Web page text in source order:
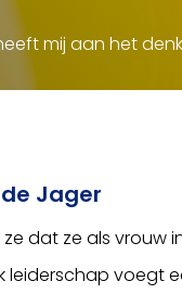
mij aan het
Jager
dat ze als vrouw
leiderschap voegt